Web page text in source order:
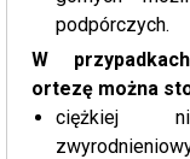
podpórczych.
W
ortezę można
ciężkiej